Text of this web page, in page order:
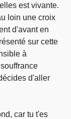
est vivante.
loin une croix
d'avant en
sur cette
à
d'aller
car tu t'es